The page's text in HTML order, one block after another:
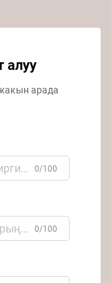
алуу
арада
0/100
0/100